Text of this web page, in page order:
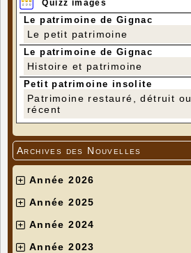
Quizz images
Le patrimoine de Gignac
Le petit patrimoine
Le patrimoine de Gignac
Histoire et patrimoine
Petit patrimoine insolite
Patrimoine restauré, détruit ou
récent
Archives des Nouvelles
Année 2026
Année 2025
Année 2024
Année 2023